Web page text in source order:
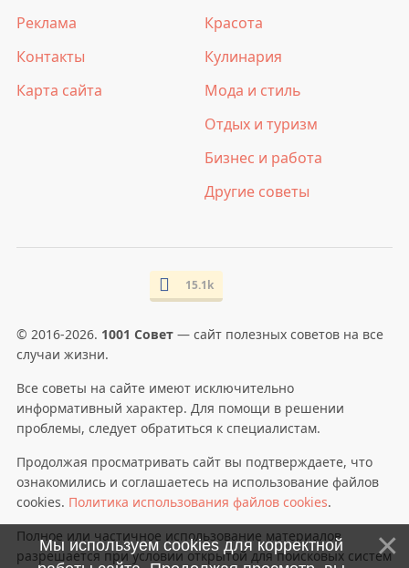
Реклама
Контакты
Карта сайта
Красота
Кулинария
Мода и стиль
Отдых и туризм
Бизнес и работа
Другие советы
15.1k
© 2016-2026. 1001 Совет— сайт полезных советов на все
случаи жизни.
Все советы на сайте имеют исключительно
информативный характер. Для помощи в решении
проблемы, следует обратиться к специалистам.
Продолжая просматривать сайт вы подтверждаете, что
ознакомились и соглашаетесь на использование файлов
cookies. Политика использования файлов cookies.
Полное или частичное использование материалов
разрешается при условии открытой для поисковых систем
Мы используем cookies для корректной